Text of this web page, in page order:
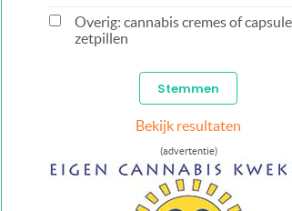
Overig: cannabis cremes of
zetpillen
Bekijk resultaten
(advertentie)